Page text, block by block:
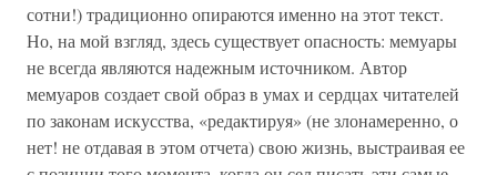
сотни!) традиционно опираются именно на этот текст.
Но, на мой взгляд, здесь существует опасность: мемуары
не всегда являются надежным источником. Автор
мемуаров создает свой образ в умах и сердцах читателей
по законам искусства, «редактируя» (не злонамеренно, о
нет! не отдавая в этом отчета) свою жизнь, выстраивая ее